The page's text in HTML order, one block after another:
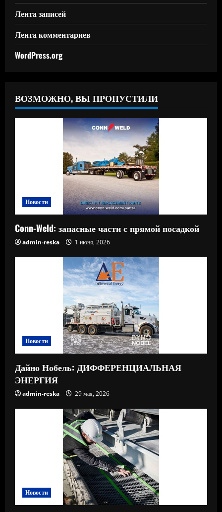
Лента записей
Лента комментариев
WordPress.org
ВОЗМОЖНО, ВЫ ПРОПУСТИЛИ
Новости
Conn-Weld: запасные части с прямой посадкой
admin-reska 1 июня, 2026
Новости
Дайно Нобель: ДИФФЕРЕНЦИАЛЬНАЯ
ЭНЕРГИЯ
admin-reska 29 мая, 2026
Новости